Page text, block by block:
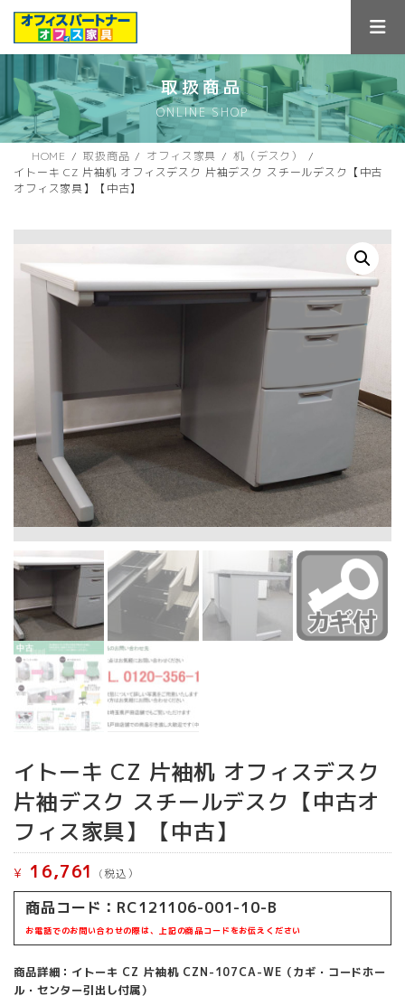
ス
キ
ン
に
取扱商品
ONLINE SHOP
HOME 取扱商品 オフィス家具
机（デスク）
イトーキ CZ 片袖机 オフィスデスク 片袖デスク スチールデスク【中古
オフィス家具】【中古】
イトーキ CZ 片袖机 オフィスデスク
片袖デスク スチールデスク【中古オ
フィス家具】【中古】
¥ 16,761 (税込）
商品コード：RC121106-001-10-B
お電話でのお問い合わせの際は、上記の商品コードをお伝えください
商品詳細：イトーキ CZ 片袖机 CZN-107CA-WE（カギ・コードホー
ル・センター引出し付属）